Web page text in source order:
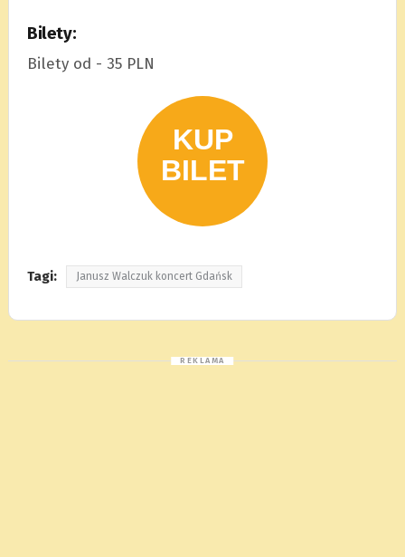
Bilety:
Bilety od - 35 PLN
Tagi: Janusz Walczuk koncert Gdańsk